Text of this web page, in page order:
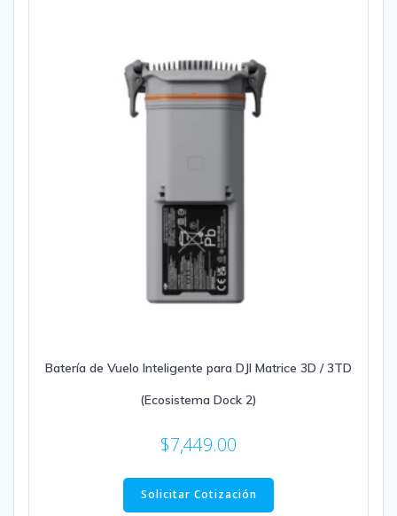
Batería de Vuelo Inteligente para DJI Matrice 3D / 3TD
(Ecosistema Dock 2)
$7,449.00
Solicitar Cotización